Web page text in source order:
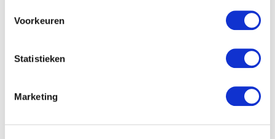
Voorkeuren
Statistieken
Marketing